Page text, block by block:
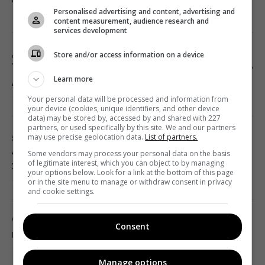
19:52 пятница, 07 августа 2026
Дипломатическое контрнаступление
Украины на Вашингтон захлебнулось, – The
Atlantic
19:23 пятница, 07 августа 2026
5 лучших беспроводных наушников для
Android: обозреватели назвали главные
хиты
19:21 пятница, 07 августа 2026
Самым дорогим ресурсом на астероидах
может оказаться вовсе не платина
19:19 пятница, 07 августа 2026
Personalised advertising and content, advertising and
content measurement, audience research and
services development
Store and/or access information on a device
Learn more
Your personal data will be processed and information from
your device (cookies, unique identifiers, and other device
data) may be stored by, accessed by and shared with 227
partners, or used specifically by this site. We and our partners
may use precise geolocation data. List of partners.
Some vendors may process your personal data on the basis
of legitimate interest, which you can object to by managing
your options below. Look for a link at the bottom of this page
or in the site menu to manage or withdraw consent in privacy
and cookie settings.
Consent
Manage options